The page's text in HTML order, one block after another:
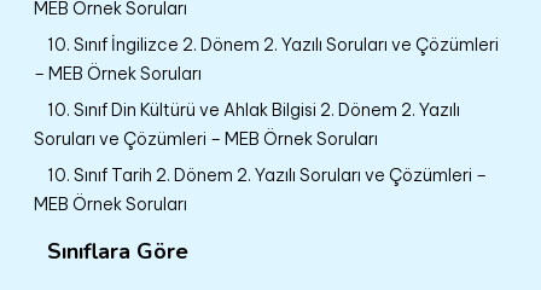
MEB Örnek Soruları
10. Sınıf İngilizce 2. Dönem 2. Yazılı Soruları ve Çözümleri
– MEB Örnek Soruları
10. Sınıf Din Kültürü ve Ahlak Bilgisi 2. Dönem 2. Yazılı
Soruları ve Çözümleri – MEB Örnek Soruları
10. Sınıf Tarih 2. Dönem 2. Yazılı Soruları ve Çözümleri –
MEB Örnek Soruları
Sınıflara Göre